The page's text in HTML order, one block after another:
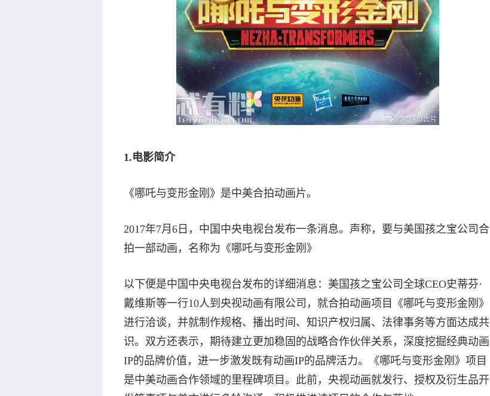
1.电影简介
《哪吒与变形金刚》是中美合拍动画片。
2017年7月6日，中国中央电视台发布一条消息。声称，要与美国孩之宝公司合
拍一部动画，名称为《哪吒与变形金刚》
以下便是中国中央电视台发布的详细消息：美国孩之宝公司全球CEO史蒂芬·
戴维斯等一行10人到央视动画有限公司，就合拍动画项目《哪吒与变形金刚》
进行洽谈，并就制作规格、播出时间、知识产权归属、法律事务等方面达成共
识。双方还表示，期待建立更加稳固的战略合作伙伴关系，深度挖掘经典动画
IP的品牌价值，进一步激发既有动画IP的品牌活力。《哪吒与变形金刚》项目
是中美动画合作领域的里程碑项目。此前，央视动画就发行、授权及衍生品开